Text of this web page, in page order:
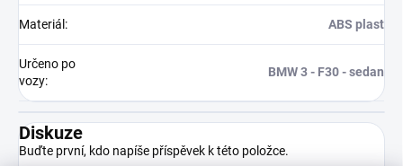
Materiál : ABS plast
Určeno po
vozy:
BMW 3 - F30 - sedan
Diskuze
Buďte první, kdo napíše příspěvek k této položce.